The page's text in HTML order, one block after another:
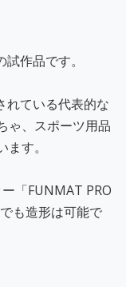
作品です。
れている代表的な
ゃ、スポーツ用品
す。
「FUNMAT PRO
も造形は可能で